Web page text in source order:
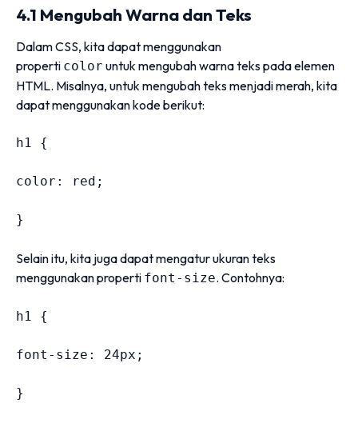
4.1 Mengubah Warna dan Teks
Dalam CSS, kita dapat menggunakan
properti color untuk mengubah warna teks pada elemen
HTML. Misalnya, untuk mengubah teks menjadi merah, kita
dapat menggunakan kode berikut:
h1 {
color : red ;
}
Selain itu, kita juga dapat mengatur ukuran teks
menggunakan properti font-size. Contohnya:
h1 {
font-size : 24px ;
}